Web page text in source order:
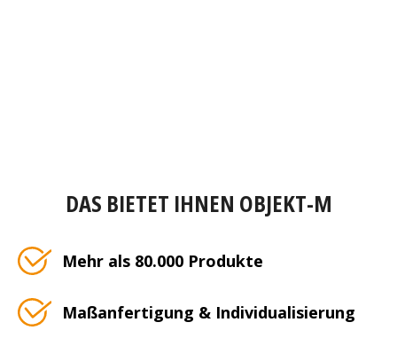
DAS BIETET IHNEN OBJEKT-M
Mehr als 80.000 Produkte
Maßanfertigung & Individualisierung